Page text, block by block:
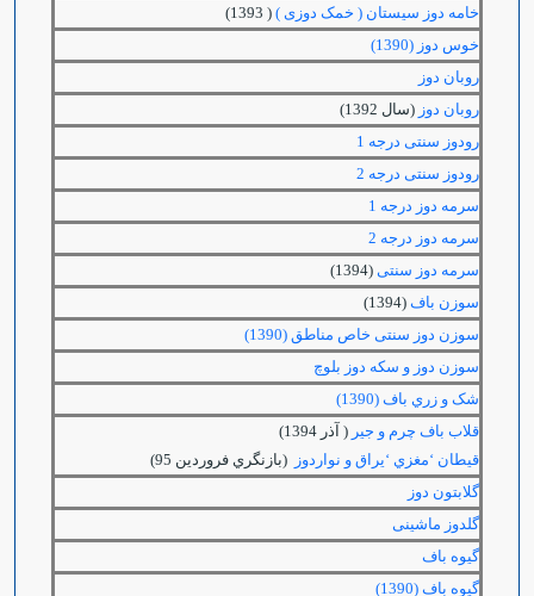
خامه دوز سیستان ( خمک دوزی ) ( 1393)
خوس دوز (1390)
روبان دوز
روبان دوز (سال 1392)
رودوز سنتی درجه 1
رودوز سنتی درجه 2
سرمه دوز درجه 1
سرمه دوز درجه 2
سرمه دوز سنتی (1394)
سوزن باف (1394)
سوزن دوز سنتی خاص مناطق (1390)
سوزن دوز و سکه دوز بلوچ
شک و زري باف (1390)
قلاب باف چرم و جیر ( آذر 1394)
قيطان ‘مغزي ‘يراق و نواردوز (بازنگري فروردين 95)
گلابتون دوز
گلدوز ماشینی
گیوه باف
گيوه باف (1390)